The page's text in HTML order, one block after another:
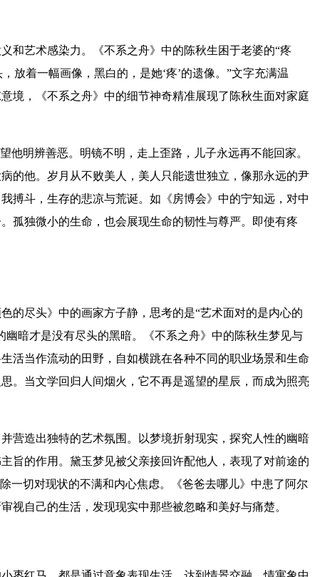
和艺术感染力。《不系之舟》中的陈秋生困于老婆的“疼
放着一幅画像，黑白的，是她‘疼’的遗像。”文字充满温
境，《不系之舟》中的细节神奇精准展现了陈秋生面对家庭
他明辨善恶。明镜不明，走上歪路，
儿子永远再不能回家。
的他。岁月从不败美人，美人只能遗世独立，像那永远的尹
搏斗，生存的悲凉与荒诞。如《房博会》中的宁知远，对中
。 孤独微小的生命，也会展现生命的韧性与尊严。即使有疼
的尽头》中的画家方子静，思考的是“艺术面对的是内心的
暗才是没有尽头的黑暗。《不系之舟》中的陈秋生梦见与
生活当作流动的田野，自如横跳在各种不同的职业场景和生命
。 当文学回归人间烟火，它不再是遥望的星辰，而成为照亮
营造出独特的艺术氛围。 以梦境折射现实， 探究人性的幽暗
旨的作用 。 黛玉梦见被父亲接回许配他人，表现了对前途的
一切对现状的不满和内心焦虑。《爸爸去哪儿》中患了阿尔
视自己的生活，发现现实中那些被忽略和美好与痛楚。